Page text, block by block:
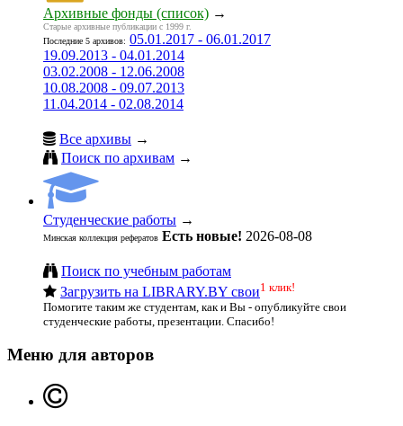
Архивные фонды (список) →
Старые архивные публикации с 1999 г.
Последние 5 архивов: 05.01.2017 - 06.01.2017
19.09.2013 - 04.01.2014
03.02.2008 - 12.06.2008
10.08.2008 - 09.07.2013
11.04.2014 - 02.08.2014
Все архивы →
Поиск по архивам →
Студенческие работы →
Минская коллекция рефератов Есть новые! 2026-08-08
Поиск по учебным работам
Загрузить на LIBRARY.BY свои1 клик!
Помогите таким же студентам, как и Вы - опубликуйте свои
студенческие работы, презентации. Спасибо!
Меню для авторов